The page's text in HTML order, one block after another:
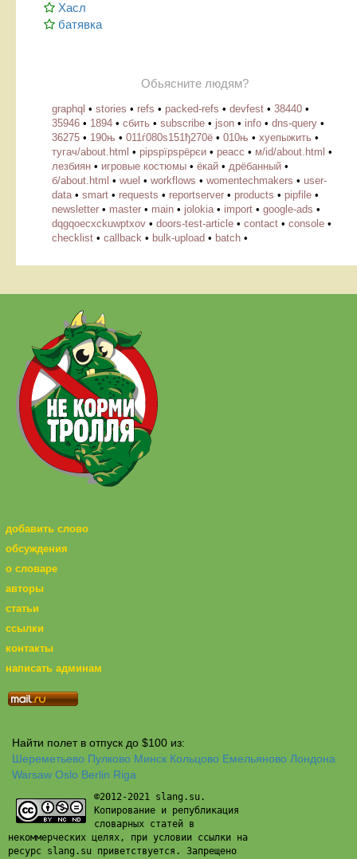
Хасл
батявка
Обьясните людям?
graphql • stories • refs • packed-refs • devfest • 38440 •
35946 • 1894 • сбить • subscribe • json • info • dns-query •
36275 • 190њ • 011ѓ080ѕ151ђ270ё • 010њ • хуепыжить •
тугач/about.html • рірѕрїрѕрёрєи • реасс • м/id/about.html •
лезбиян • игровые костюмы • ёкай • дрёбанный •
б/about.html • wuel • workflows • womentechmakers • user-
data• smart • requests • reportserver • products • pipfile •
newsletter • master • main • jolokia• import • google-ads •
dqgqoecxckuwptxov • doors-test-article • contact • console •
checklist • callback • bulk-upload • batch •
добавить слово
обсуждения
о словаре
авторы
статьи
ссылки
контакты
написать админам
Найти полет в отпуск до $100 из:
Шереметьево Пулково Минск Кольцово Емельяново Лондона
Warsaw Oslo Berlin Riga
©2012-2021 slang.su.
Копирование и републикация
словарных статей в
некоммерческих целях, при условии ссылки на
ресурс slang.su приветствуется. Запрещено